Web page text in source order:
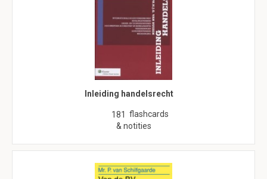
Inleiding handelsrecht
181 flashcards
& notities